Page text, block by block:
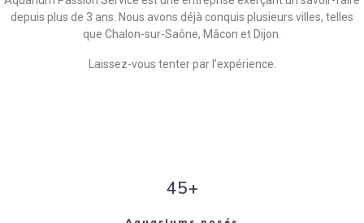
depuis plus de 3 ans. Nous avons déjà conquis plusieurs villes, telles
que Chalon-sur-Saône, Mâcon et Dijon.
Laissez-vous tenter par l’expérience.
45+